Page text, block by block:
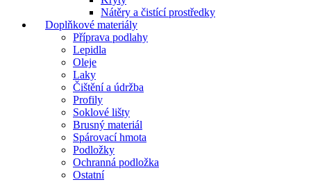
Nátěry a čistící prostředky
Doplňkové materiály
Příprava podlahy
Lepidla
Oleje
Laky
Čištění a údržba
Profily
Soklové lišty
Brusný materiál
Spárovací hmota
Podložky
Ochranná podložka
Ostatní